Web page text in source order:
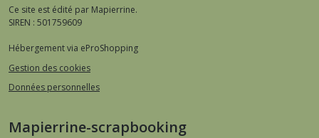
Ce site est édité par Mapierrine.
SIREN : 501759609
Hébergement via eProShopping
Gestion des cookies
Données personnelles
Mapierrine-scrapbooking